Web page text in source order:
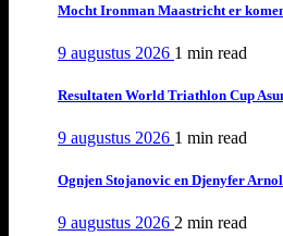
Mocht Ironman Maastricht er
9 augustus 2026 1 min read
Resultaten World Triathlon Cup
9 augustus 2026 1 min read
Ognjen Stojanovic en Djenyfer
9 augustus 2026 2 min read